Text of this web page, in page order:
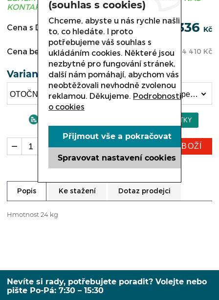
KONTAKTUJTE.
Cena s DPH: 5 336 Kč
Cena bez DPH: 4 410 Kč
Varianta
OTOČNÝ TURNIKET PRAVÝ SW 010.020 , Sloupek se zábranou SW 010.037 (5 336 Kč)
ks KOUPIT ZBOŽÍ
Popis Ke stažení Dotaz prodejci
Hmotnost 24 kg
Nevíte si rady, potřebujete poradit? Volejte nebo
pište Po-Pá: 7:30 – 15:30
(souhlas s cookies)
Chceme, abyste u nás rychle našli
to, co hledáte. I proto
potřebujeme váš souhlas s
ukládáním cookies. Některé jsou
nezbytné pro fungování stránek,
další nám pomáhají, abychom vás
neobtěžovali nevhodně zvolenou
reklamou. Děkujeme. Podrobnosti
o cookies
Spravovat nastavení cookies
Přijmout vše a pokračovat